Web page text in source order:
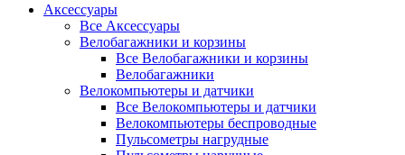
Аксессуары
Все Аксессуары
Велобагажники и корзины
Все Велобагажники и корзины
Велобагажники
Велокомпьютеры и датчики
Все Велокомпьютеры и датчики
Велокомпьютеры беспроводные
Пульсометры нагрудные